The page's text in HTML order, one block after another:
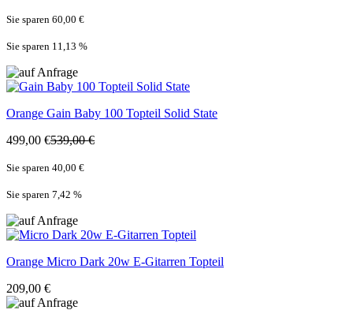
Sie sparen 60,00 €
Sie sparen 11,13 %
Orange Gain Baby 100 Topteil Solid State
499,00 €539,00 €
Sie sparen 40,00 €
Sie sparen 7,42 %
Orange Micro Dark 20w E-Gitarren Topteil
209,00 €